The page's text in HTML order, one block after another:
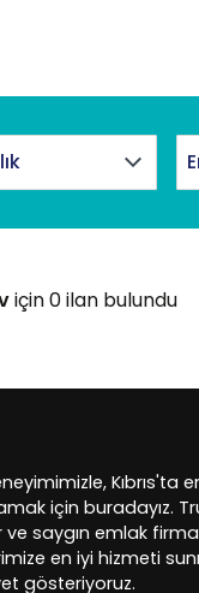
için 0 ilan bulundu
Kıbrıs'ta
için buradayız.
ve saygın emlak
en iyi hizmeti
gösteriyoruz.